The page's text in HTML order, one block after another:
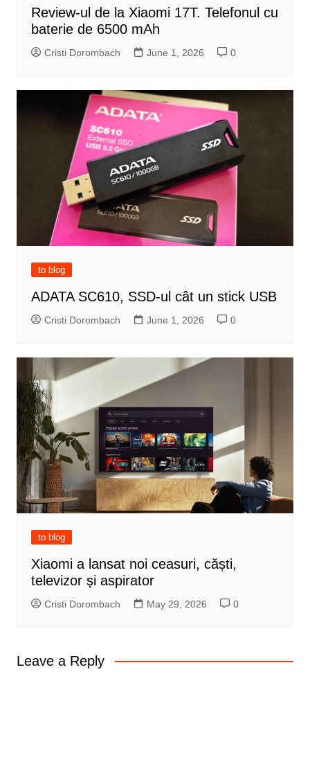
Review-ul de la Xiaomi 17T. Telefonul cu
baterie de 6500 mAh
Cristi Dorombach June 1, 2026 0
to blog
ADATA SC610, SSD-ul cât un stick USB
Cristi Dorombach June 1, 2026 0
to blog
Xiaomi a lansat noi ceasuri, căști,
televizor și aspirator
Cristi Dorombach May 29, 2026 0
Leave a Reply